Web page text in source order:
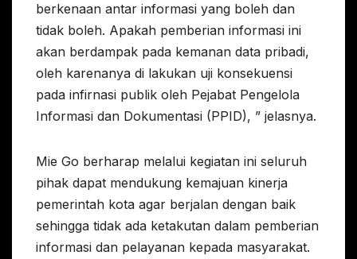
berkenaan antar informasi yang boleh dan
tidak boleh. Apakah pemberian informasi ini
akan berdampak pada kemanan data pribadi,
oleh karenanya di lakukan uji konsekuensi
pada infirnasi publik oleh Pejabat Pengelola
Informasi dan Dokumentasi (PPID), ” jelasnya.
Mie Go berharap melalui kegiatan ini seluruh
pihak dapat mendukung kemajuan kinerja
pemerintah kota agar berjalan dengan baik
sehingga tidak ada ketakutan dalam pemberian
informasi dan pelayanan kepada masyarakat.